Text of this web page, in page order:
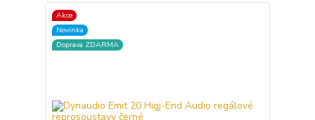
Akce
Novinka
Doprava ZDARMA